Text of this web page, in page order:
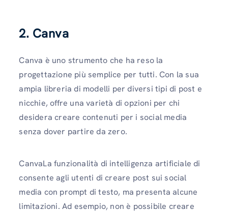
2. Canva
Canva è uno strumento che ha reso la
progettazione più semplice per tutti. Con la sua
ampia libreria di modelli per diversi tipi di post e
nicchie, offre una varietà di opzioni per chi
desidera creare contenuti per i social media
senza dover partire da zero.
CanvaLa funzionalità di intelligenza artificiale di
consente agli utenti di creare post sui social
media con prompt di testo, ma presenta alcune
limitazioni. Ad esempio, non è possibile creare